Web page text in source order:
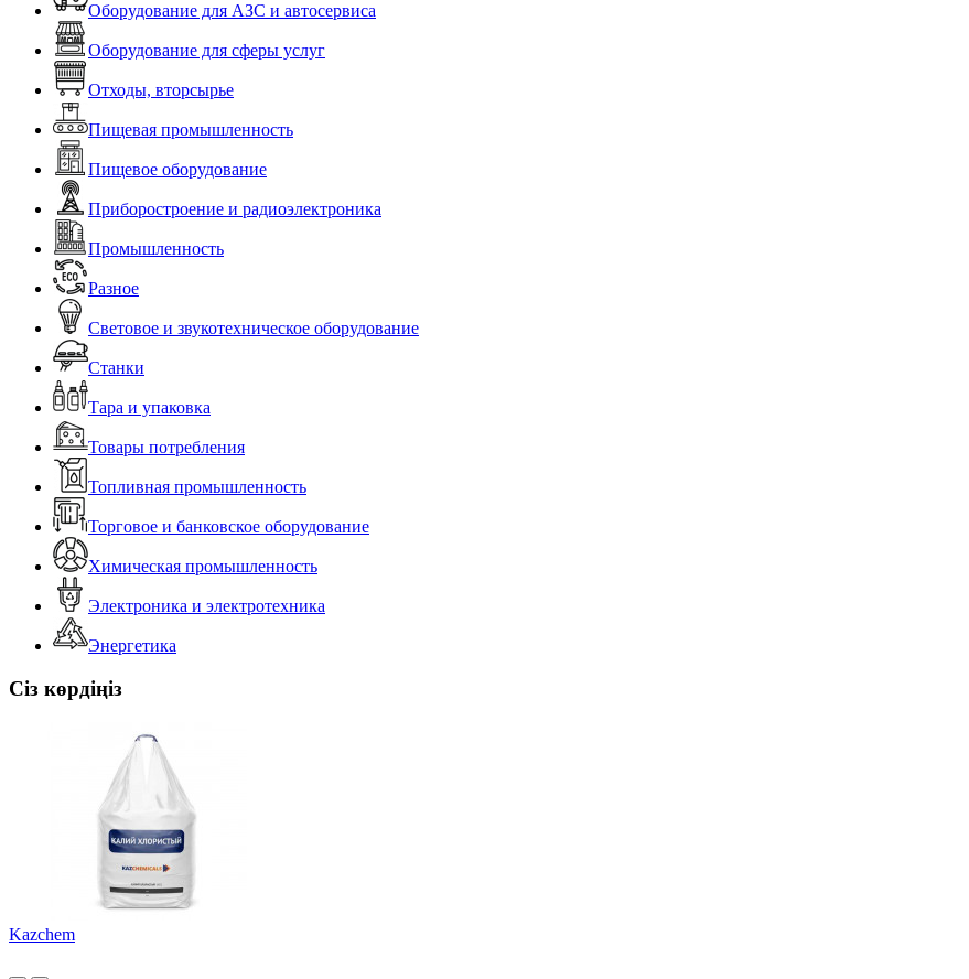
Оборудование для АЗС и автосервиса
Оборудование для сферы услуг
Отходы, вторсырье
Пищевая промышленность
Пищевое оборудование
Приборостроение и радиоэлектроника
Промышленность
Разное
Световое и звукотехническое оборудование
Станки
Тара и упаковка
Товары потребления
Топливная промышленность
Торговое и банковское оборудование
Химическая промышленность
Электроника и электротехника
Энергетика
Сіз көрдіңіз
Kazchem